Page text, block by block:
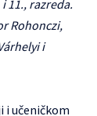
11., razreda.
Rohonczi,
i
i učeničkom